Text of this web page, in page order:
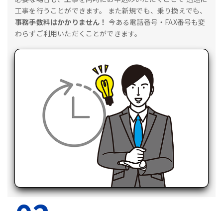
工事を行うことができます。
また新規でも、乗り換えでも、
事務手数料はかかりません！ 今ある電話番号・FAX番号も変
わらずご利用いただくことができます。